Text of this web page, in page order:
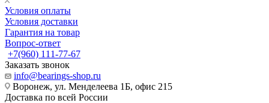
Условия оплаты
Условия доставки
Гарантия на товар
Вопрос-ответ
+7(960) 111-77-67
Заказать звонок
info@bearings-shop.ru
Воронеж, ул. Менделеева 1Б, офис 215
Доставка по всей России